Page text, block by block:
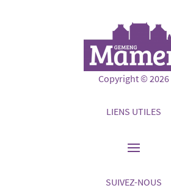
Copyright © 2026
LIENS UTILES
SUIVEZ-NOUS